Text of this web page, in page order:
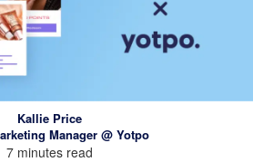
Kallie Price
Manager @ Yotpo
7 minutes read